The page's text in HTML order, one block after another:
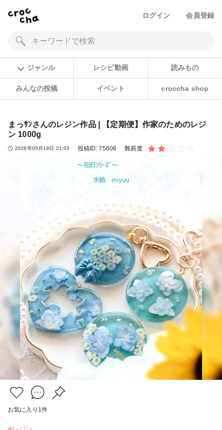
ログイン 会員登録
ジャンル レシピ動画 読みもの
みんなの投稿 イベント croccha shop
まっｻﾝさんのレジン作品 | 【定期便】作家のためのレジ
ン 1000g
2026年05月19日 21:03 投稿ID:75606 難易度
お気に入り 1 件